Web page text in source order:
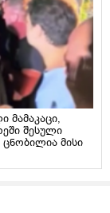
მამაკაცი,
შესული
მისი